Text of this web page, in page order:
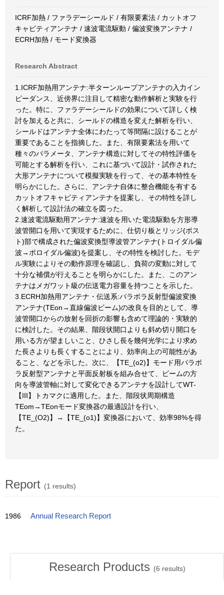
ICRF加熱 / ファラデーシールド / 有限要素法 / カットオフ
キャビティアンテナ / 速波電流駆動 / 偏波変換アンテナ /
ECRH加熱 / モード変換器
Research Abstract
1.ICRF加熱用アンテナ:半ターンループアンテナの入力イン
ピーダンス、近傍界に注目して精密な動作解析と実験を行
った。特に、ファラデーシールドの効果について詳しく検
討を加えると共に、シールドの構造を変えた解析を行い、
シールドはアンテナ全体にわたって等間隔に設けることが
重要であることを指摘した。また、有限要素法を用いて
種々のパラメータ、アンテナ構造に対してその特性評価を
可能とする解析を行い、これに基づいて設計・試作された
大形アンテナについて模擬実験を行って、その基本特性を
明らかにした。さらに、アンテナ自体に整合機能を有する
カットオフキャビティアンテナを提案し、その特性を詳し
く解析して設計法の確立を図った。
2.速波電流駆動用アンテナ:速波を用いた電流駆動を方形導
波管開口を用いて実現するために、仕切り板とリッジ(ポス
ト)部で構成された偏波変換型導波管アンテナ(トロイダル偏
波→ポロイダル偏波)を提案し、その特性を検討した。モデ
ル実験によりその動作原理を確認し、負荷の変動に対して
十分な補償が行えることを明らかにした。また、このアン
テナはメガワット級の伝送電力容量を持つことを示した。
3.ECRH加熱用アンテナ・伝送系:パラボラ反射型偏波変換
アンテナ(TEon→直線偏波ビーム)の改良を目的として、導
波管開口からの放射を回折の影響も含めて理論的・実験的
に検討した。その結果、階段状開口よりも斜め切り開口を
用いる方が望ましいこと、ひさし長を幾何光学により求め
た長さよりも長くすることにより、効率向上の可能性があ
ること、などを示した。次に、【TE_(o2)】モード用パラボ
ラ反射型アンテナと平面反射板を組み合せて、ビームの方
向を導波管軸に対して変化できるアンテナを設計してWT-
【III】トカマクに適用した。また、階段状周期構造
TEom→TEonモード変換器の最適設計を行い、
【TE_(O2)】→【TE_(o1)】変換器において、効率98%を得
た。
Report (1 results)
1986 Annual Research Report
Research Products (6 results)